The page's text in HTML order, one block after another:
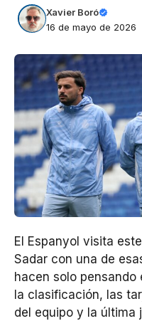
Xavier Boró
16 de mayo de 2026
El Espanyol visita
Sadar con una de
hacen solo
la clasificación, las
del equipo y la última